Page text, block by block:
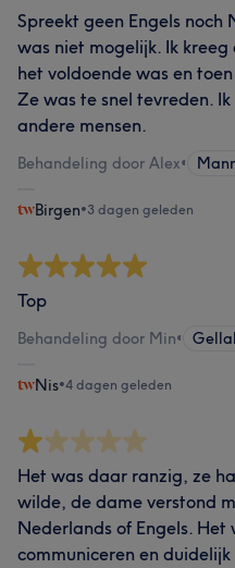
Spreekt geen Engels noch
was niet mogelijk. Ik
het voldoende was en
Ze was te snel tevreden.
andere mensen.
Behandeling door Alex•
Birgen•3 dagen geleden
Top
Behandeling door Min•
Nis•4 dagen geleden
Het was daar ranzig, ze
wilde, de dame verstond
Nederlands of Engels. Het
communiceren en